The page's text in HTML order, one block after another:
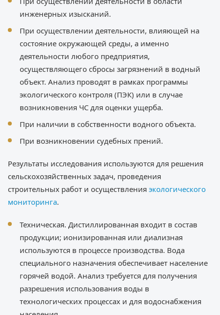
инженерных изысканий.
При осуществлении деятельности, влияющей на
состояние окружающей среды, а именно
деятельности любого предприятия,
осуществляющего сбросы загрязнений в водный
объект. Анализ проводят в рамках программы
экологического контроля (ПЭК) или в случае
возникновения ЧС для оценки ущерба.
При наличии в собственности водного объекта.
При возникновении судебных прений.
Результаты исследования используются для решения
сельскохозяйственных задач, проведения
строительных работ и осуществления экологического
мониторинга.
Техническая. Дистиллированная входит в состав
продукции; ионизированная или диализная
используются в процессе производства. Вода
специального назначения обеспечивает население
горячей водой. Анализ требуется для получения
разрешения использования воды в
технологических процессах и для водоснабжения